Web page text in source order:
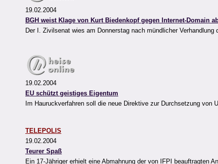
19.02.2004
BGH weist Klage von Kurt Biedenkopf gegen Internet-Domain
Der I. Zivilsenat wies am Donnerstag nach mündlicher
19.02.2004
EU schützt geistiges Eigentum
Im Hauruckverfahren soll die neue Direktive zur Durchsetzung von
TELEPOLIS
19.02.2004
Teurer Spaß
Ein 17-Jähriger erhielt eine Abmahnung der von IFPI beauftragten